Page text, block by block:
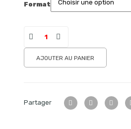
Format
AJOUTER AU PANIER
Partager